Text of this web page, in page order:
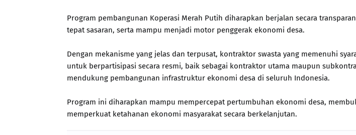
Program pembangunan Koperasi Merah Putih diharapkan berjalan secara
tepat sasaran, serta mampu menjadi motor penggerak ekonomi desa.
Dengan mekanisme yang jelas dan terpusat, kontraktor swasta yang memenuhi
untuk berpartisipasi secara resmi, baik sebagai kontraktor utama maupun
mendukung pembangunan infrastruktur ekonomi desa di seluruh Indonesia.
Program ini diharapkan mampu mempercepat pertumbuhan ekonomi desa,
memperkuat ketahanan ekonomi masyarakat secara berkelanjutan.